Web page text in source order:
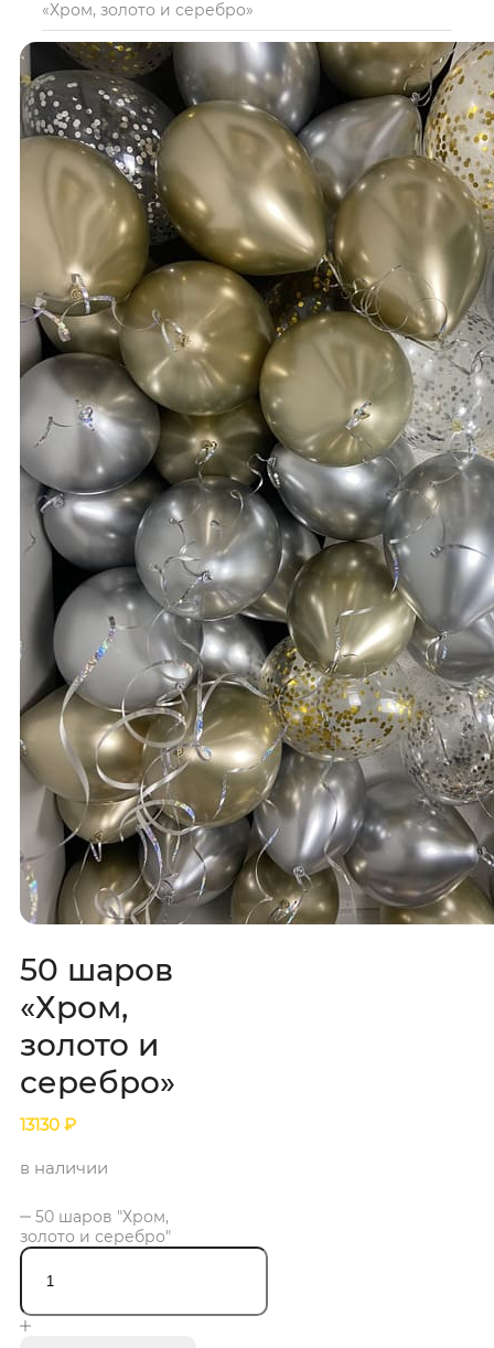
«Хром, золото и серебро»
50 шаров
«Хром,
золото и
серебро»
13130 ₽
в наличии
50 шаров "Хром,
золото и серебро"